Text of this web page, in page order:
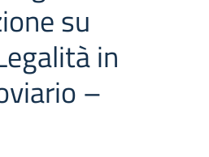
su
in
–